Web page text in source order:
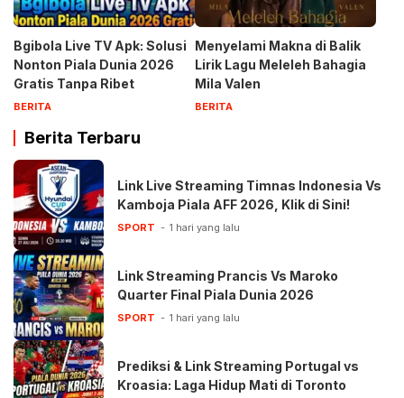
Bgibola Live TV Apk: Solusi
Nonton Piala Dunia 2026
Gratis Tanpa Ribet
BERITA
Menyelami Makna di Balik
Lirik Lagu Meleleh Bahagia
Mila Valen
BERITA
Berita Terbaru
Link Live Streaming Timnas Indonesia Vs
Kamboja Piala AFF 2026, Klik di Sini!
SPORT 1 hari yang lalu
Link Streaming Prancis Vs Maroko
Quarter Final Piala Dunia 2026
SPORT 1 hari yang lalu
Prediksi & Link Streaming Portugal vs
Kroasia: Laga Hidup Mati di Toronto